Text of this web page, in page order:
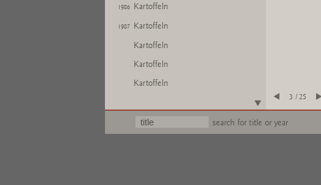
1986 Kartoffeln
1987 Kartoffeln
Kartoffeln
Kartoffeln
Kartoffeln
Kartoffeln
3 / 25
search for title or year